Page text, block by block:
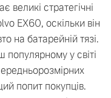
стратегічні
EX60, оскільки він
на батарейній тязі.
у світі
попит покупців.